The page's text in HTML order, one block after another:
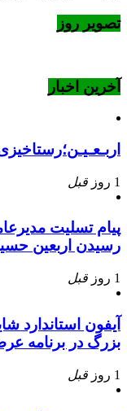
تصویر روز
آخرین اخبار
1 روز قبل
پیام تسلیت
رسیدن اربعین
1 روز قبل
آیفون استاندارد
بزرگ در برنامه
1 روز قبل